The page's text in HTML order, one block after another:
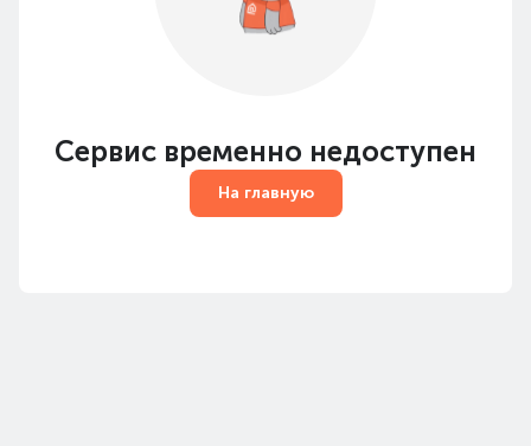
Сервис временно недоступен
На главную